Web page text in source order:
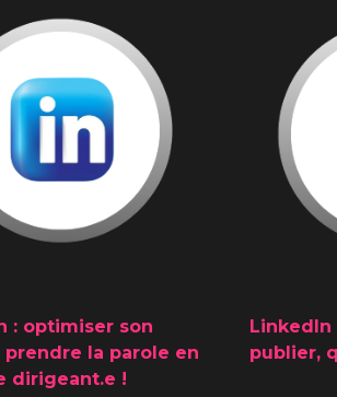
: optimiser son
la parole en
dirigeant.e !
LinkedIn
publier,